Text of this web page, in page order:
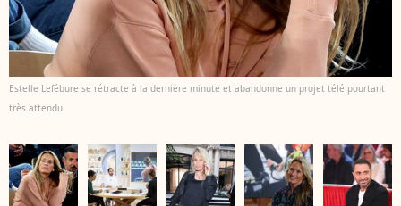
Estelle Lefébure se rétracte à la dernière minute et abandonne un projet télé pourtant
très attendu